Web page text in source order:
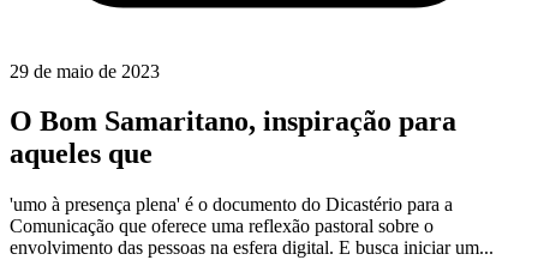
29 de maio de 2023
O Bom Samaritano, inspiração para
aqueles que
'umo à presença plena' é o documento do Dicastério para a
Comunicação que oferece uma reflexão pastoral sobre o
envolvimento das pessoas na esfera digital. E busca iniciar um...